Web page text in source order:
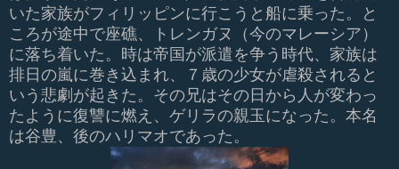
いた家族がフィリッピンに行こうと船に乗った。と
ころが途中で座礁、トレンガヌ（今のマレーシア）
に落ち着いた。時は帝国が派遣を争う時代、家族は
排日の嵐に巻き込まれ、７歳の少女が虐殺されると
いう悲劇が起きた。その兄はその日から人が変わっ
たように復讐に燃え、ゲリラの親玉になった。本名
は谷豊、後のハリマオであった。